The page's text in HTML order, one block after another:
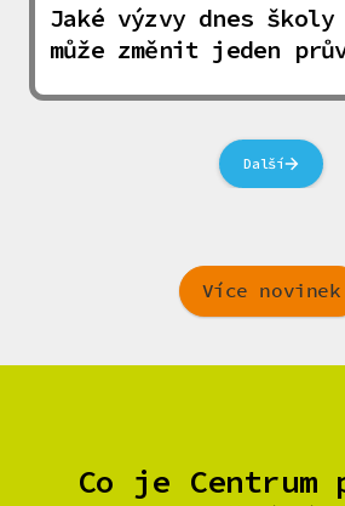
Jaké výzvy dnes
může změnit jeden
Další
Více novinek
Co je Centrum